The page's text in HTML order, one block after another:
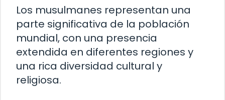
Los musulmanes representan una
parte significativa de la población
mundial, con una presencia
extendida en diferentes regiones y
una rica diversidad cultural y
religiosa.